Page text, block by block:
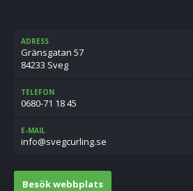
ADRESS
Gränsgatan 57
84233 Sveg
TELEFON
0680-71 18 45
E-MAIL
es.gnilrucgevs@ofni
Besök webbplats